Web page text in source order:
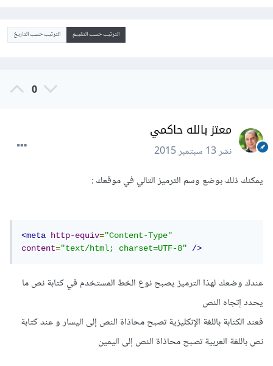
الترتيب حسب التقييم الترتيب حسب التاريخ
0
معتز بالله حاكمي
نشر13 سبتمبر 2015
يمكنك ذلك بوضع وسم الترميز التالي في موقعك :
<meta http-equiv="Content-Type"
content="text/html; charset=UTF-8" />
عندك وضعك لهذا الترميز يصبح نوع الخط المستخدم في كتابة نص ما
يحدد إتجاه النص
فعند الكتابة باللغة الإنكليزية تصبح محاذاة النص إلى اليسار و عند كتابة
نص باللغة العربية تصبح محاذاة النص إلى اليمين